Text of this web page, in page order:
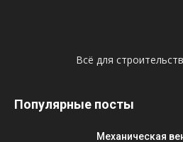
Всё для
Популярные посты
Механическая